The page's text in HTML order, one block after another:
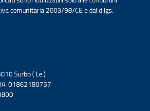
comunitaria 2003/98/CE e dal d.lgs.
Surbo ( Le )
01862180757